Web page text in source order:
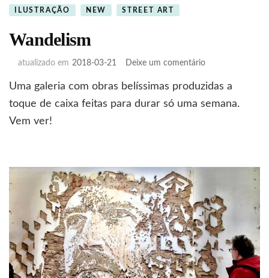
ILUSTRAÇÃO NEW STREET ART
Wandelism
atualizado em 2018-03-21 Deixe um comentárioem
Uma galeria com obras belíssimas produzidas a
toque de caixa feitas para durar só uma semana.
Vem ver!